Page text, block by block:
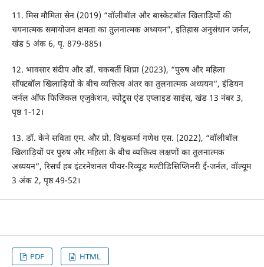
11. मिस मौमिता सेन (2019) “वॉलीबॉल और बास्केटबॉल खिलाड़ियों की
चयनात्मक समायोजन क्षमता का तुलनात्मक अध्ययन”, इतिहास अनुसंधान जर्नल,
खंड 5 अंक 6, पृ. 879-885।
12. भावसार संदीप और डॉ. चकबर्ती शिप्रा (2023), “पुरुष और महिला
सॉफ्टबॉल खिलाड़ियों के बीच व्यक्तित्व अंतर का तुलनात्मक अध्ययन“, इंडियन
जर्नल ऑफ फिजिकल एजुकेशन, स्पोट्र्स एंड एप्लाइड साइंस, खंड 13 नंबर 3,
पृष्ठ 1-12।
13. डॉ. केने सविता एम. और प्रो. विश्वकर्मा गणेश एस. (2022), “वॉलीबॉल
खिलाड़ियों पर पुरुष और महिला के बीच व्यक्तित्व लक्षणों का तुलनात्मक
अध्ययन“, रिसर्च हब इंटरनेशनल पीयर-रिव्यूड मल्टीडिसिप्लिनरी ई-जर्नल, वॉल्यूम
3 अंक 2, पृष्ठ 49-52।
PDF HTML